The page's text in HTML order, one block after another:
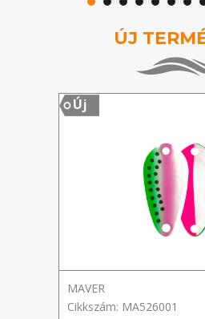
ÚJ
Új
MAVER
Cikkszám: MA526001